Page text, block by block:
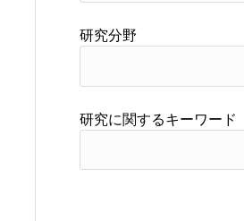
研究分野
研究に関するキーワード